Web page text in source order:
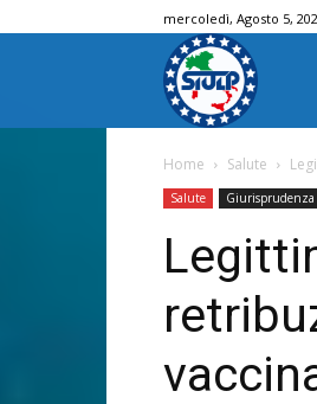
mercoledì, Agosto 5,
Home Salute
Salute Giurisprudenza